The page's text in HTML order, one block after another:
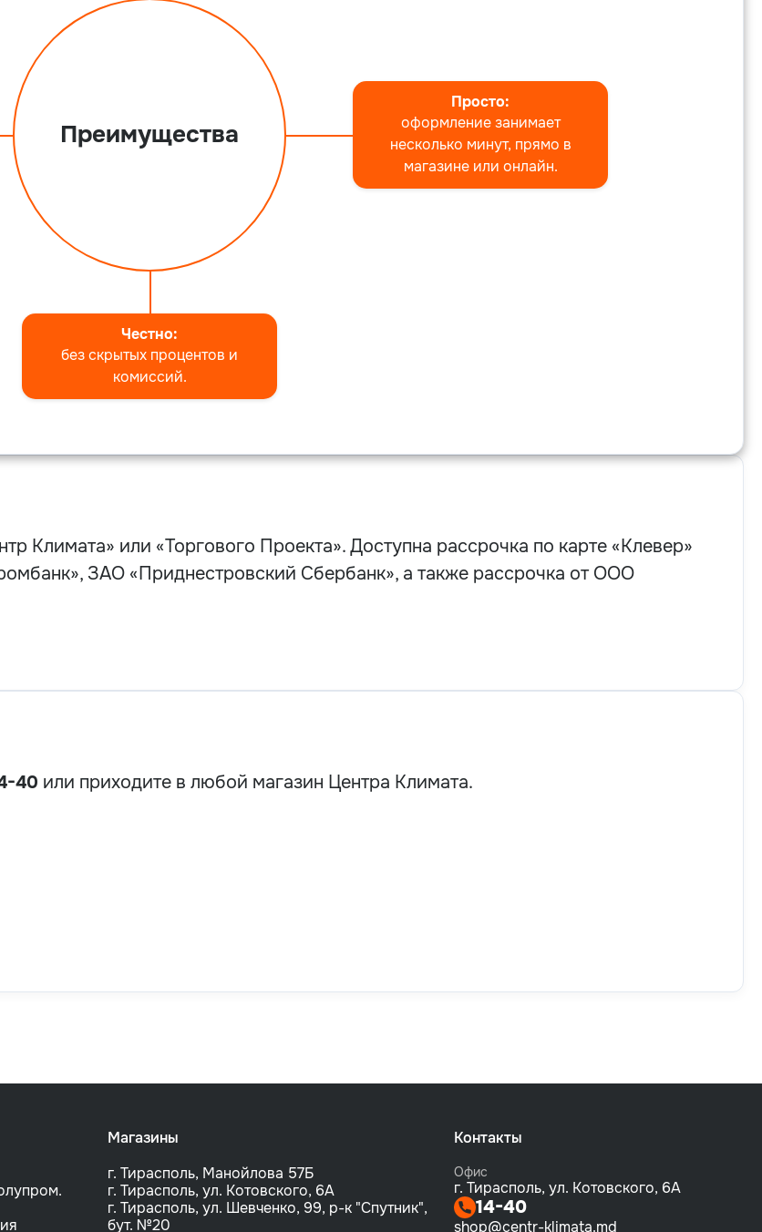
Преимущества
Просто:
оформление занимает
несколько минут, прямо в
магазине или онлайн.
Честно:
без скрытых процентов и
комиссий.
Климата» или «Торгового Проекта». Доступна рассрочка по карте «Клевер»
ЗАО «Приднестровский Сбербанк», а также рассрочка от ООО
40 или приходите в любой магазин Центра Климата.
Магазины
г. Тирасполь, Манойлова 57Б
г. Тирасполь, ул. Котовского, 6A
г. Тирасполь, ул. Шевченко, 99, р-к "Спутник",
бут. №20
Контакты
Офис
г. Тирасполь, ул. Котовского, 6А
14-40
shop@centr-klimata.md